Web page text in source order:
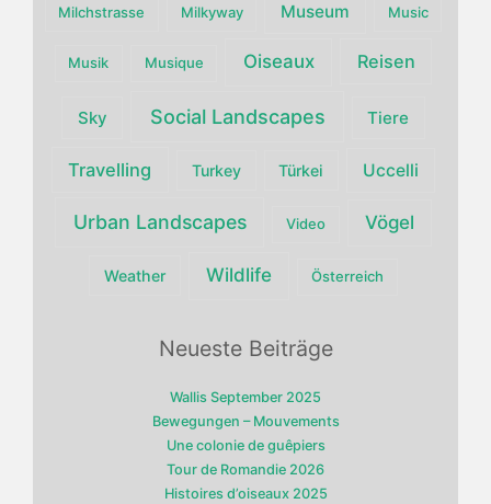
Milchstrasse Milkyway Museum Music
Musik Musique Oiseaux Reisen
Sky Social Landscapes Tiere
Travelling Turkey Türkei Uccelli
Urban Landscapes Video Vögel
Weather Wildlife Österreich
Neueste Beiträge
Wallis September 2025
Bewegungen – Mouvements
Une colonie de guêpiers
Tour de Romandie 2026
Histoires d’oiseaux 2025